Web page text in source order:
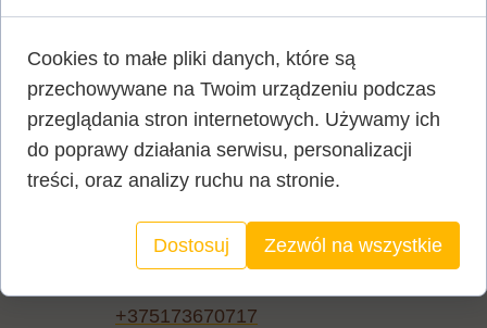
вул. Герасіменкі 6/1
+375173670717
Курыя вікарыяту
Cookies to małe pliki danych, które są
przechowywane na Twoim urządzeniu podczas
przeglądania stron internetowych. Używamy ich
do poprawy działania serwisu, personalizacji
treści, oraz analizy ruchu na stronie.
Dostosuj Zezwól na wszystkie